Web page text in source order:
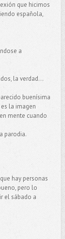
que hicimos
española,
a
la verdad...
buenísima
la imagen
mente cuando
parodia.
hay personas
pero lo
el sábado a